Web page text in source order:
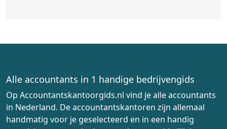
Alle accountants in 1 handige bedrijvengids
Op Accountantskantoorgids.nl vind je alle accountants
in Nederland. De accountantskantoren zijn allemaal
handmatig voor je geselecteerd en in een handig